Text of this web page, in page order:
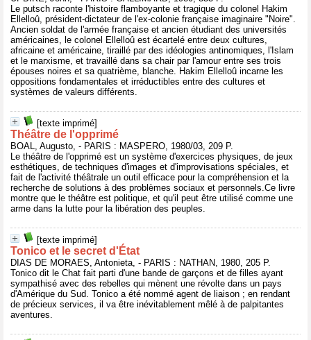
Le putsch raconte l'histoire flamboyante et tragique du colonel Hakim
Ellelloû, président-dictateur de l'ex-colonie française imaginaire "Noire".
Ancien soldat de l'armée française et ancien étudiant des universités
américaines, le colonel Ellelloû est écartelé entre deux cultures,
africaine et américaine, tiraillé par des idéologies antinomiques, l'Islam
et le marxisme, et travaillé dans sa chair par l'amour entre ses trois
épouses noires et sa quatrième, blanche. Hakim Ellelloû incarne les
oppositions fondamentales et irréductibles entre des cultures et
systèmes de valeurs différents.
[texte imprimé]
Théâtre de l'opprimé
BOAL, Augusto, - PARIS : MASPERO, 1980/03, 209 P.
Le théâtre de l'opprimé est un système d'exercices physiques, de jeux
esthétiques, de techniques d'images et d'improvisations spéciales, et
fait de l'activité théâtrale un outil efficace pour la compréhension et la
recherche de solutions à des problèmes sociaux et personnels.Ce livre
montre que le théâtre est politique, et qu'il peut être utilisé comme une
arme dans la lutte pour la libération des peuples.
[texte imprimé]
Tonico et le secret d'État
DIAS DE MORAES, Antonieta, - PARIS : NATHAN, 1980, 205 P.
Tonico dit le Chat fait parti d'une bande de garçons et de filles ayant
sympathisé avec des rebelles qui mènent une révolte dans un pays
d'Amérique du Sud. Tonico a été nommé agent de liaison ; en rendant
de précieux services, il va être inévitablement mêlé à de palpitantes
aventures.